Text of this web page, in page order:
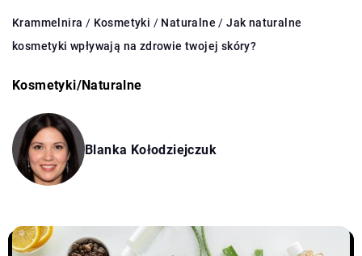
Krammelnira / Kosmetyki / Naturalne /Jak naturalne
kosmetyki wpływają na zdrowie twojej skóry?
Kosmetyki/Naturalne
Blanka Kołodziejczuk